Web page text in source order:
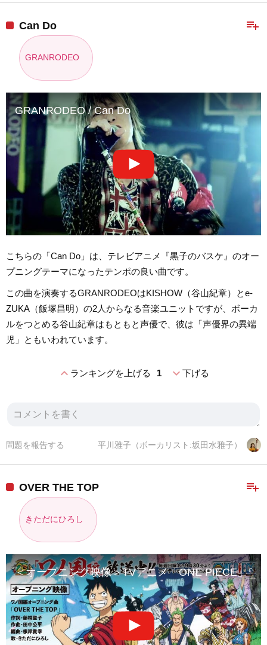
playlist_add
Can Do
GRANRODEO
GRANRODEO / Can Do
こちらの「Can Do」は、テレビアニメ『黒子のバスケ』のオー
プニングテーマになったテンポの良い曲です。
この曲を演奏するGRANRODEOはKISHOW（谷山紀章）とe-
ZUKA（飯塚昌明）の2人からなる音楽ユニットですが、ボーカ
ルをつとめる谷山紀章はもともと声優で、彼は「声優界の異端
児」ともいわれています。
expand_lessランキングを上げる 1 expand_more下げる
平川雅子（ボーカリスト:坂田水雅子）
問題を報告する
playlist_add
OVER THE TOP
きただにひろし
＜オープニング映像＞TVアニメ「ONE PIECE」ワ